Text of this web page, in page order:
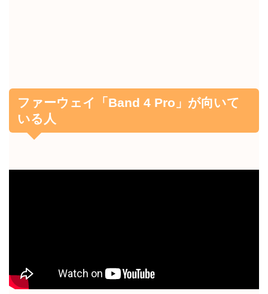
ファーウェイ「Band 4 Pro」が向いて
いる人